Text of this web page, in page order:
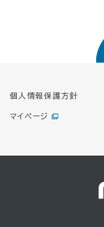
個人情報保護方針
マイページ